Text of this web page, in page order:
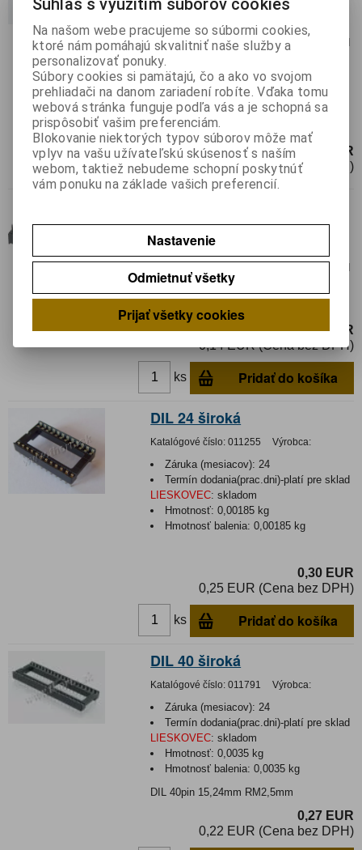
Katalógové číslo:010959 Výrobca:
Záruka (mesiacov):24
Termín dodania(prac.dni)-platí pre sklad
LIESKOVEC
Hmotnosť: 0,00195 kg
Hmotnosť balenia: 0,00195 kg
Pätica: DIP; PIN:20; 7,62mm;
Raster:2,54mm; THT
0,16 EUR
0,14 EUR (Cena bez DPH)
LIESKOVEC:skladom
0,17 EUR
0,14 EUR (Cena bez DPH)
ks Pridať do košíka
DIL 24 široká
Katalógové číslo: 011255 Výrobca:
Záruka (mesiacov): 24
Termín dodania(prac.dni)-platí pre sklad
LIESKOVEC: skladom
Hmotnosť:0,00185 kg
Hmotnosť balenia:0,00185 kg
0,30 EUR
0,25 EUR (Cena bez DPH)
ks Pridať do košíka
DIL 40 široká
Katalógové číslo: 011791 Výrobca:
Záruka (mesiacov): 24
Termín dodania(prac.dni)-platí pre sklad
LIESKOVEC: skladom
Hmotnosť:0,0035 kg
Hmotnosť balenia:0,0035 kg
DIL 40pin 15,24mm RM2,5mm
0,27 EUR
0,22 EUR (Cena bez DPH)
Na našom webe pracujeme so súbormi cookies,
ktoré nám pomáhajú skvalitniť naše služby a
personalizovať ponuky.
Súbory cookies si pamätajú, čo a ako vo svojom
prehliadači na danom zariadení robíte. Vďaka tomu
webová stránka funguje podľa vás a je schopná sa
prispôsobiť vašim preferenciám.
Blokovanie niektorých typov súborov môže mať
vplyv na vašu užívateľskú skúsenosť s naším
webom, taktiež nebudeme schopní poskytnúť
vám ponuku na základe vašich preferencií.
Nastavenie
Odmietnuť všetky
Prijať všetky cookies